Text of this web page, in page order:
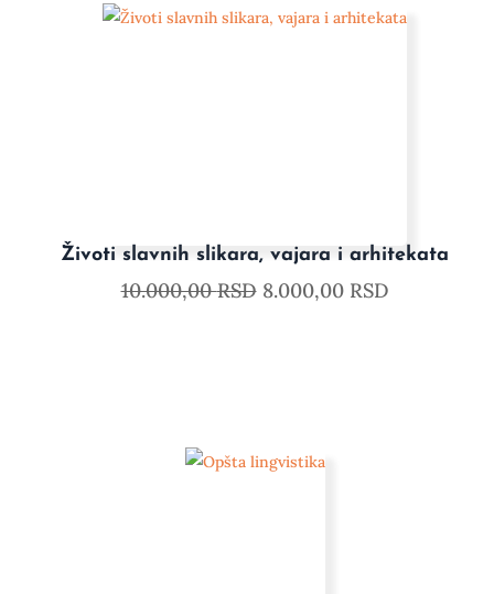
Životi slavnih slikara, vajara i arhitekata
10.000,00RSD 8.000,00 RSD